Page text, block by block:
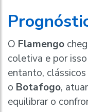
O Flamengo
coletiva e por
entanto,
o Botafogo,
equilibrar o